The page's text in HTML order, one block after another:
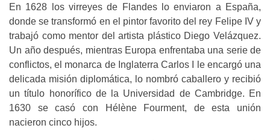
En 1628 los virreyes de Flandes lo enviaron a España,
donde se transformó en el pintor favorito del rey Felipe IV y
trabajó como mentor del artista plástico Diego Velázquez.
Un año después, mientras Europa enfrentaba una serie de
conflictos, el monarca de Inglaterra Carlos I le encargó una
delicada misión diplomática, lo nombró caballero y recibió
un título honorífico de la Universidad de Cambridge. En
1630 se casó con Hélène Fourment, de esta unión
nacieron cinco hijos.